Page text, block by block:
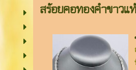
สร้อยคอทองคำขาวแ